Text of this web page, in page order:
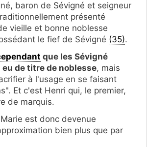
baron de Sévigné et seigneur
présenté
vieille et bonne noblesse
le fief de Sévigné (35).
que les Sévigné
de titre de noblesse, mais
à l'usage en se faisant
Et c'est Henri qui, le premier,
de marquis.
est donc devenue
bien plus que par